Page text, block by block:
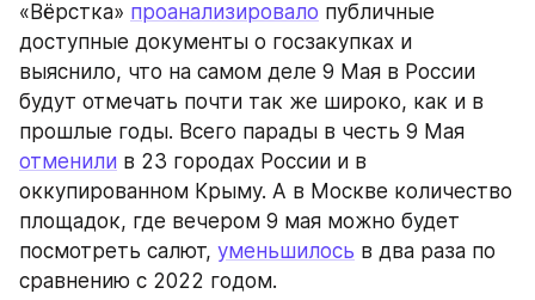
«Вёрстка» проанализировало публичные
доступные документы о госзакупках и
выяснило, что на самом деле 9 Мая в России
будут отмечать почти так же широко, как и в
отменили в 23 городах России и в
оккупированном Крыму. А в Москве количество
площадок, где вечером 9 мая можно будет
посмотреть салют, уменьшилось в два раза по
сравнению с 2022 годом.